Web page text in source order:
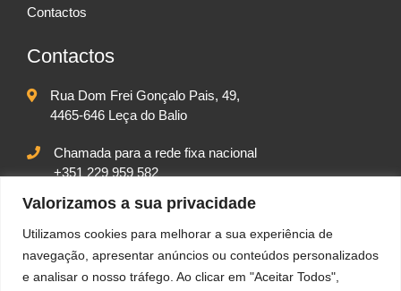
Valorizamos a sua privacidade
Utilizamos cookies para melhorar a sua experiência de
navegação, apresentar anúncios ou conteúdos personalizados
e analisar o nosso tráfego. Ao clicar em "Aceitar Todos",
Contactos
Contactos
Rua Dom Frei Gonçalo Pais, 49,
4465-646 Leça do Balio
Chamada para a rede fixa nacional
+351 229 959 582
+351 917 542 102
geral@compassolda.pt